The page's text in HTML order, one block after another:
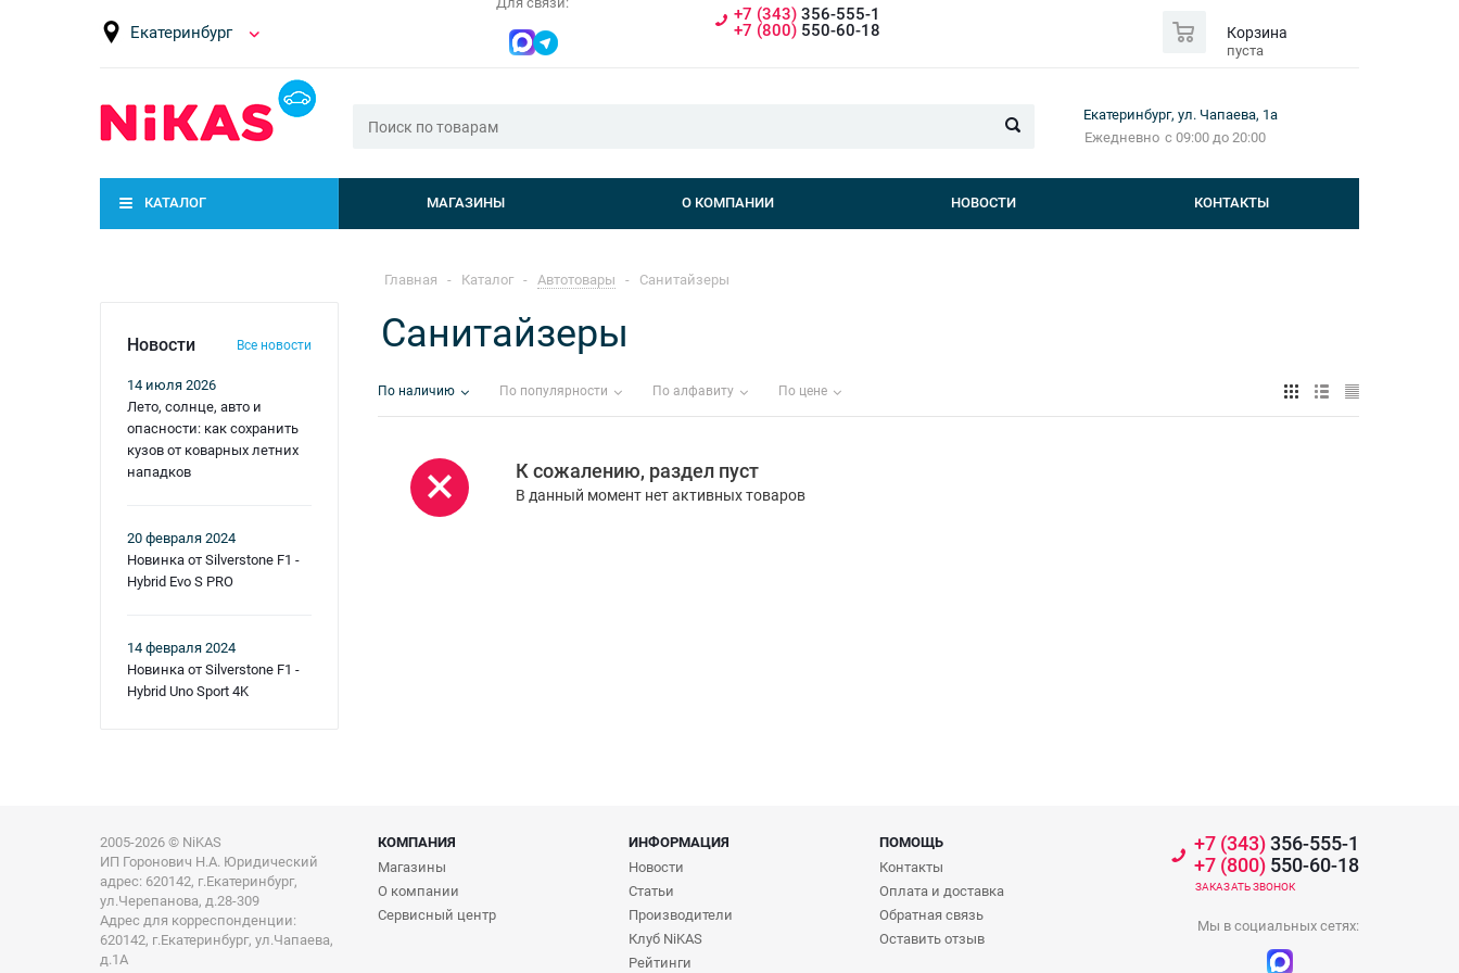
Екатеринбург
+7 (343) 356-555-1
+7 (800) 550-60-18 Корзина
пуста
Екатеринбург, ул. Чапаева, 1а
Ежедневно с 09:00 до 20:00
КАТАЛОГ МАГАЗИНЫ О КОМПАНИИ НОВОСТИ КОНТАКТЫ
Новости Все новости
14 июля 2026
Лето, солнце, авто и
опасности: как сохранить
кузов от коварных летних
нападков
20 февраля 2024
Новинка от Silverstone F1 -
Hybrid Evo S PRO
14 февраля 2024
Новинка от Silverstone F1 -
Hybrid Uno Sport 4K
Главная - Каталог - Автотовары - Санитайзеры
Санитайзеры
По наличию По популярности По алфавиту По цене
К сожалению, раздел пуст
В данный момент нет активных товаров
2005-2026 © NiKAS
ИП Горонович Н.А. Юридический
адрес: 620142, г.Екатеринбург,
ул.Черепанова, д.28-309
Адрес для корреспонденции:
620142, г.Екатеринбург, ул.Чапаева,
д.1А
КОМПАНИЯ ИНФОРМАЦИЯ
ПОМОЩЬ
Магазины
О компании
Сервисный центр
Новости
Статьи
Производители
Клуб NiKAS
Рейтинги
Контакты
Оплата и доставка
Обратная связь
Оставить отзыв
+7 (343)356-555-1
+7 (800) 550-60-18
ЗАКАЗАТЬ ЗВОНОК
Мы в социальных сетях: